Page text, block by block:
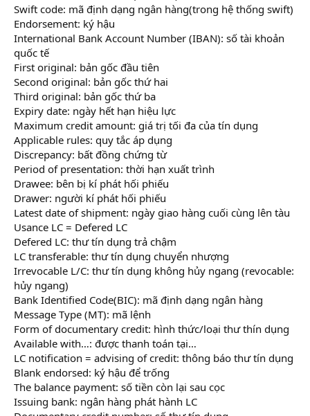
Swift code: mã định dạng ngân hàng(trong hệ thống swift)
Endorsement: ký hậu
International Bank Account Number (IBAN): số tài khoản
quốc tế
First original: bản gốc đầu tiên
Second original: bản gốc thứ hai
Third original: bản gốc thứ ba
Expiry date: ngày hết hạn hiệu lực
Maximum credit amount: giá trị tối đa của tín dụng
Applicable rules: quy tắc áp dụng
Discrepancy: bất đồng chứng từ
Period of presentation: thời hạn xuất trình
Drawee: bên bị kí phát hối phiếu
Drawer: người kí phát hối phiếu
Latest date of shipment: ngày giao hàng cuối cùng lên tàu
Usance LC = Defered LC
Defered LC: thư tín dụng trả chậm
LC transferable: thư tín dụng chuyển nhượng
Irrevocable L/C: thư tín dụng không hủy ngang (revocable:
hủy ngang)
Bank Identified Code(BIC): mã định dạng ngân hàng
Message Type (MT): mã lệnh
Form of documentary credit: hình thức/loại thư thín dụng
Available with…: được thanh toán tại…
LC notification = advising of credit: thông báo thư tín dụng
Blank endorsed: ký hậu để trống
The balance payment: số tiền còn lại sau cọc
Issuing bank: ngân hàng phát hành LC